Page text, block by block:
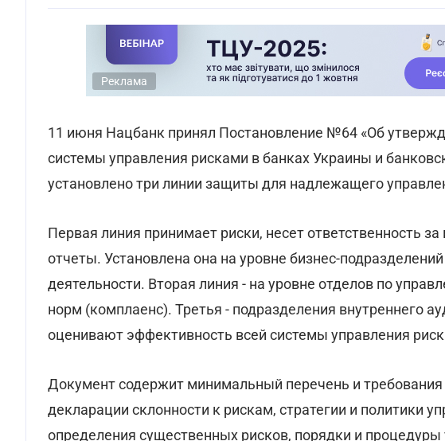
Реклама
11 июня Нацбанк принял Постановление №64 «Об
системы управления рисками в банках Украины и
установлено три линии защиты для надлежащего
Первая линия принимает риски, несет ответственность
отчеты. Установлена она на уровне бизнес-
деятельности. Вторая линия - на уровне отделов по
норм (комплаенс). Третья - подразделения внутреннего
оценивают эффективность всей системы управления
Документ содержит минимальный перечень и
декларации склонности к рискам, стратегии и политики
определения существенных рисков, порядки и